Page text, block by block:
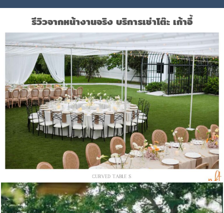
รีวิวจากหน้างานจริง บริการเช่าโต๊ะ เก้าอี้